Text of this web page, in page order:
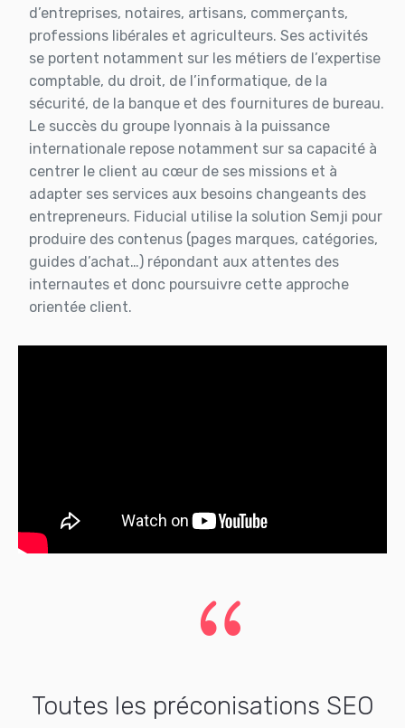
d’entreprises, notaires, artisans, commerçants,
professions libérales et agriculteurs. Ses activités
se portent notamment sur les métiers de l’expertise
comptable, du droit, de l’informatique, de la
sécurité, de la banque et des fournitures de bureau.
Le succès du groupe lyonnais à la puissance
internationale repose notamment sur sa capacité à
centrer le client au cœur de ses missions et à
adapter ses services aux besoins changeants des
entrepreneurs. Fiducial utilise la solution Semji pour
produire des contenus (pages marques, catégories,
guides d’achat…) répondant aux attentes des
internautes et donc poursuivre cette approche
orientée client.
{
Toutes les préconisations SEO